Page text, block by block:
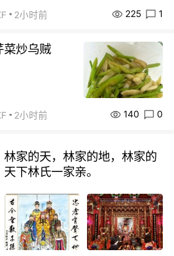
2小时前 225 1
菜炒乌贼
2小时前 140 0
家的天，林家的地，林家的
下林氏一家亲。